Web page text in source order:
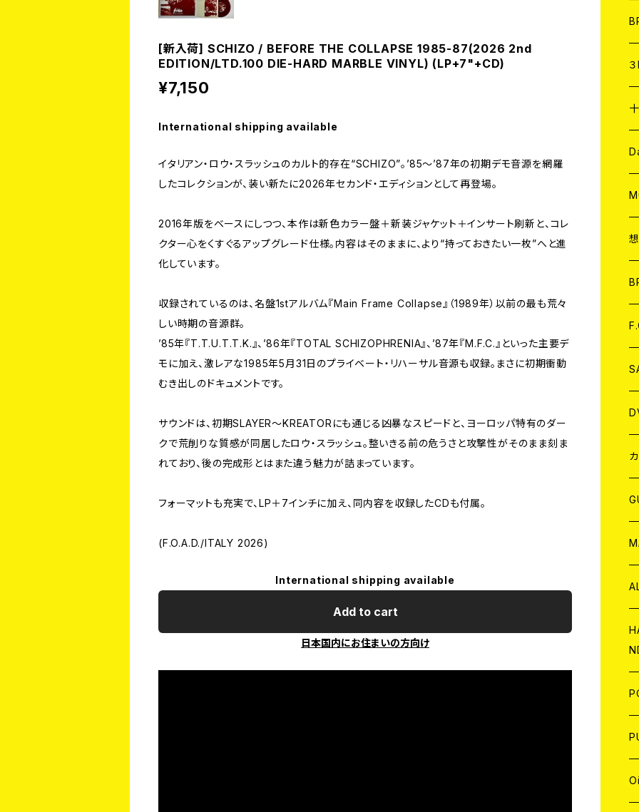
[新入荷] SCHIZO / BEFORE THE COLLAPSE 1985-87(2026 2nd
EDITION/LTD.100 DIE-HARD MARBLE VINYL) (LP+7"+CD)
¥7,150
International shipping available
イタリアン・ロウ・スラッシュのカルト的存在“SCHIZO”。’85〜’87年の初期デモ音源を網羅
したコレクションが、装い新たに2026年セカンド・エディションとして再登場。
2016年版をベースにしつつ、本作は新色カラー盤＋新装ジャケット＋インサート刷新と、コレ
クター心をくすぐるアップグレード仕様。内容はそのままに、より“持っておきたい一枚”へと進
化しています。
収録されているのは、名盤1stアルバム『Main Frame Collapse』（1989年）以前の最も荒々
しい時期の音源群。
’85年『T.T.U.T.T.K.』、’86年『TOTAL SCHIZOPHRENIA』、’87年『M.F.C.』といった主要デ
モに加え、激レアな1985年5月31日のプライベート・リハーサル音源も収録。まさに初期衝動
むき出しのドキュメントです。
サウンドは、初期SLAYER〜KREATORにも通じる凶暴なスピードと、ヨーロッパ特有のダー
クで荒削りな質感が同居したロウ・スラッシュ。整いきる前の危うさと攻撃性がそのまま刻ま
れており、後の完成形とはまた違う魅力が詰まっています。
フォーマットも充実で、LP＋7インチに加え、同内容を収録したCDも付属。
(F.O.A.D./ITALY 2026)
International shipping available
Add to cart
日本国内にお住まいの方向け
CD